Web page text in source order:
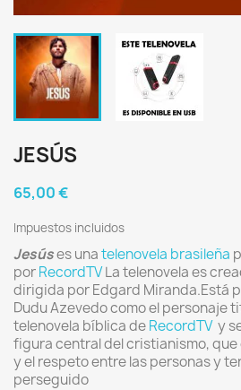
JESÚS
65,00 €
Impuestos incluidos
Jesúses unatelenovela brasileña
porRecordTVLa telenovela es
dirigida por Edgard Miranda.Está
Dudu Azevedo como el personaje
telenovela bíblica deRecordTVy
figura central del cristianismo,
y el respeto entre las personas y
perseguido